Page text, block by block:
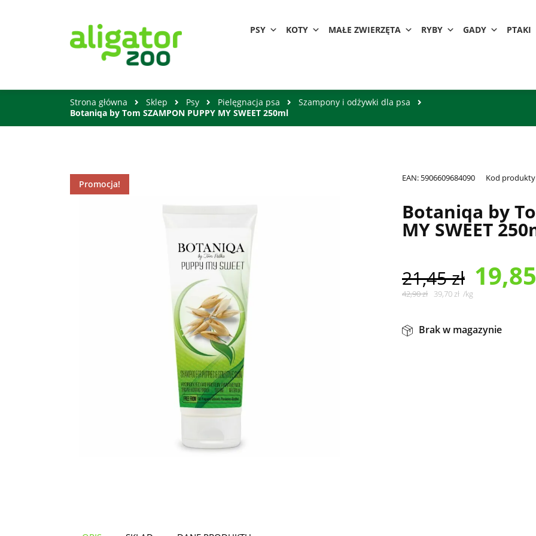
PSY KOTY MAŁE ZWIERZĘTA RYBY GADY PTAKI
Strona główna Sklep Psy Pielęgnacja psa
Szampony i odżywki dla psa
Botaniqa by Tom SZAMPON PUPPY MY SWEET 250ml
Promocja!
EAN: 5906609684090 Kod
Botaniqa by
MY SWEET
21,45zł
42,90zł 39,70zł /kg
Brak w magazynie